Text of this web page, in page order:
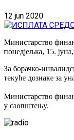
12 jun 2020
Министарство
понедјељка, 15.
За борачко-
текуће дознаке за
Министарство
у саопштењу.